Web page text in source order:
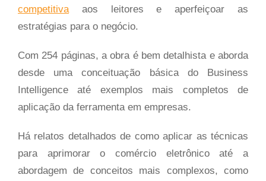
competitiva aos leitores e aperfeiçoar as
estratégias para o negócio.
Com 254 páginas, a obra é bem detalhista e aborda
desde uma conceituação básica do Business
Intelligence até exemplos mais completos de
aplicação da ferramenta em empresas.
Há relatos detalhados de como aplicar as técnicas
para aprimorar o comércio eletrônico até a
abordagem de conceitos mais complexos, como